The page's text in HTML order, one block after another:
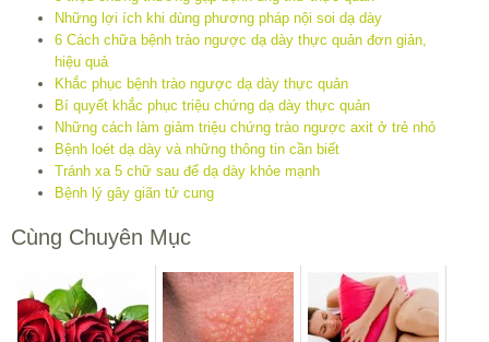
Những lợi ích khi dùng phương pháp nội soi dạ dày
6 Cách chữa bệnh trào ngược dạ dày thực quản đơn giản,
hiệu quả
Khắc phục bệnh trào ngược dạ dày thực quản
Bí quyết khắc phục triệu chứng dạ dày thực quản
Những cách làm giảm triệu chứng trào ngược axit ở trẻ nhỏ
Bệnh loét dạ dày và những thông tin cần biết
Tránh xa 5 chữ sau để dạ dày khỏe mạnh
Bệnh lý gây giãn tử cung
Cùng Chuyên Mục